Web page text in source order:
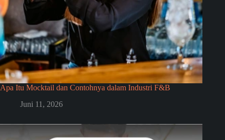
Apa Itu Mocktail dan Contohnya dalam Industri F&B
Juni 11, 2026